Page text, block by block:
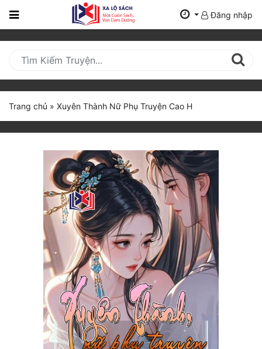
Trang
Mới
Cập
Nhật
(current)
Truyện Mới Ra
Hoàn Thành
Truyện Convert
Đăng nhập
Trang chủ » Xuyên Thành Nữ Phụ Truyện Cao H